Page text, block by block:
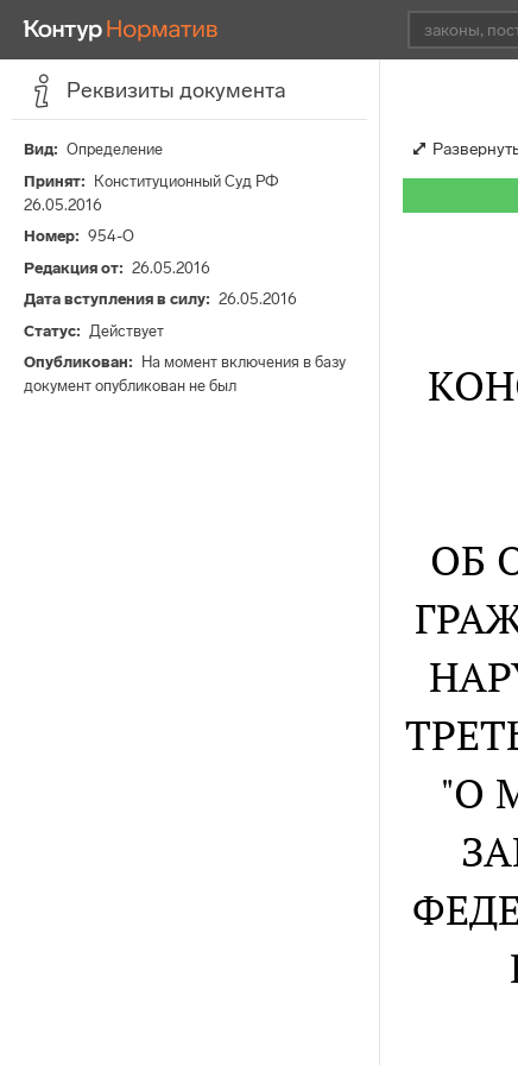
Реквизиты документа
Вид
Определение
Принят
Конституционный Суд РФ
26.05.2016
Номер
954-О
Редакция от
26.05.2016
Дата вступления в силу
26.05.2016
Статус
Действует
Опубликован
На момент включения в базу
документ опубликован не был
ОБ
"О